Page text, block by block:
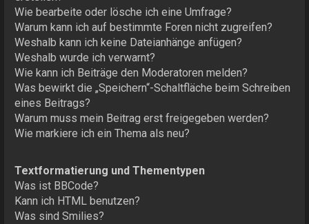
Wie bearbeite oder lösche ich eine Umfrage?
Warum kann ich auf bestimmte Foren nicht zugreifen?
Weshalb kann ich keine Dateianhänge anfügen?
Weshalb wurde ich verwarnt?
Wie kann ich Beiträge den Moderatoren melden?
Was bewirkt die „Speichern“-Schaltfläche beim Schreiben
eines Beitrags?
Warum muss mein Beitrag erst freigegeben werden?
Wie markiere ich ein Thema als neu?
Textformatierung und Thementypen
Was ist BBCode?
Kann ich HTML benutzen?
Was sind Smilies?